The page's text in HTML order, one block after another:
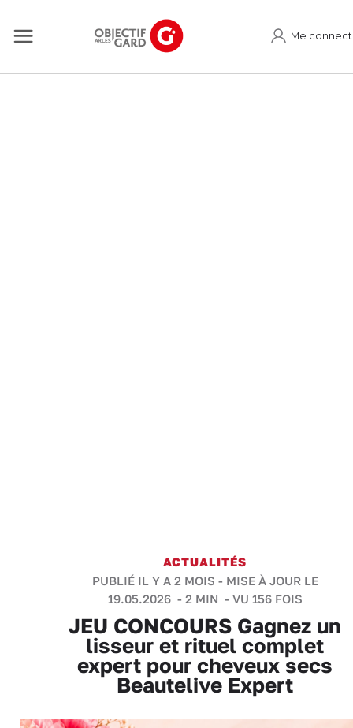
Me
ACTUALITÉS
PUBLIÉ IL Y A 2 MOIS - MISE À JOUR LE
19.05.2026 - 2 MIN - VU 156 FOIS
JEU CONCOURS Gagnez un
lisseur et rituel complet
expert pour cheveux secs
Beautelive Expert